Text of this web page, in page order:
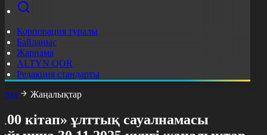
Корпорация туралы
Байланыс
Жарнама
ALTYN QOR
Редакция стандарты
Жаңалықтар
кітап» ұлттық сауалнамасы